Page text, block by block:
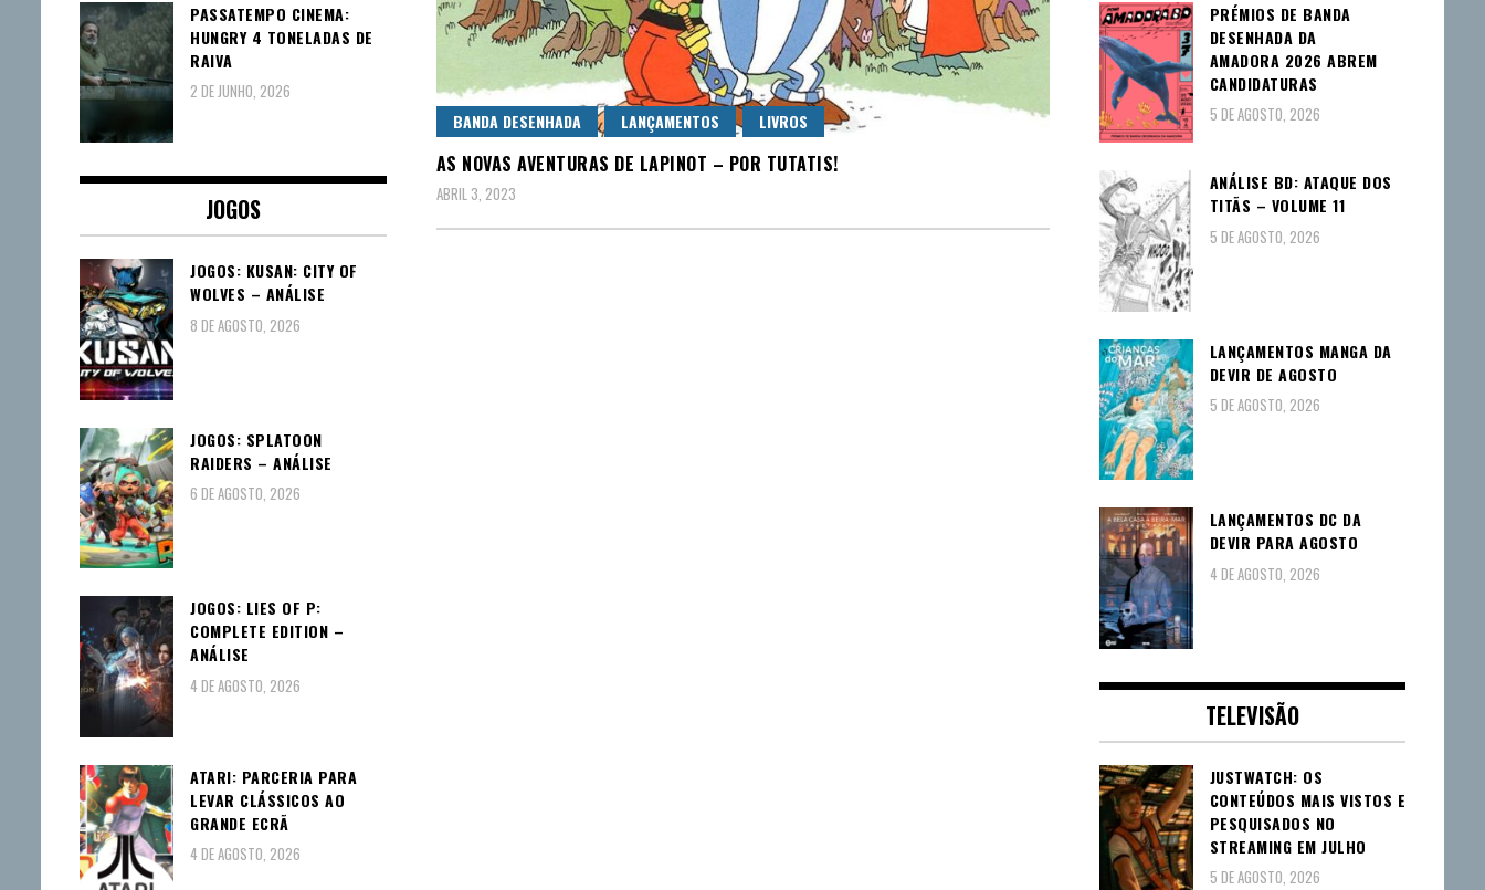
BANDA DESENHADA LANÇAMENTOS LIVROS
AS NOVAS AVENTURAS DE LAPINOT – POR TUTATIS!
ABRIL 3, 2023
PASSATEMPO CINEMA:
HUNGRY 4 TONELADAS DE
RAIVA
2 DE JUNHO, 2026
JOGOS
JOGOS: KUSAN: CITY OF
WOLVES – ANÁLISE
8 DE AGOSTO, 2026
JOGOS: SPLATOON
RAIDERS – ANÁLISE
6 DE AGOSTO, 2026
JOGOS: LIES OF P:
COMPLETE EDITION –
ANÁLISE
4 DE AGOSTO, 2026
ATARI: PARCERIA PARA
LEVAR CLÁSSICOS AO
GRANDE ECRÃ
4 DE AGOSTO, 2026
PRÉMIOS DE BANDA
DESENHADA DA
AMADORA 2026 ABREM
CANDIDATURAS
5 DE AGOSTO, 2026
ANÁLISE BD: ATAQUE DOS
TITÃS – VOLUME 11
5 DE AGOSTO, 2026
LANÇAMENTOS MANGA DA
DEVIR DE AGOSTO
5 DE AGOSTO, 2026
LANÇAMENTOS DC DA
DEVIR PARA AGOSTO
4 DE AGOSTO, 2026
TELEVISÃO
JUSTWATCH: OS
CONTEÚDOS MAIS VISTOS E
PESQUISADOS NO
STREAMING EM JULHO
5 DE AGOSTO, 2026